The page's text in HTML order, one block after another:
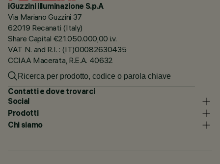
iGuzzini illuminazione S.p.A
Via Mariano Guzzini 37
62019 Recanati (Italy)
Share Capital €21.050.000,00 i.v.
VAT N. and R.I. : (IT)00082630435
CCIAA Macerata, R.E.A. 40632
Contatti e dove trovarci
Social
Prodotti
Chi siamo